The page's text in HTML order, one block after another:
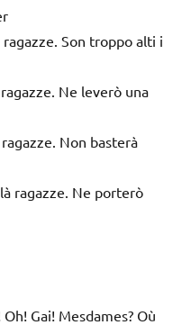
Son troppo alti i
Ne leverò una
Non basterà
ragazze. Ne porterò
Gai! Mesdames? Où